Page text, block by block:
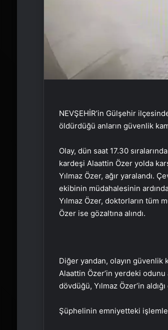
NEVŞEHİR’in Gülşehir
öldürdüğü anların güvenlik
Olay, dün saat 17.30
kardeşi Alaattin Özer yolda
Yılmaz Özer, ağır yaralandı.
ekibinin müdahalesinin
Yılmaz Özer, doktorların tüm
Özer ise gözaltına alındı.
Diğer yandan, olayın güvenlik
Alaattin Özer’in yerdeki
dövdüğü, Yılmaz Özer’in
Şüphelinin emniyetteki